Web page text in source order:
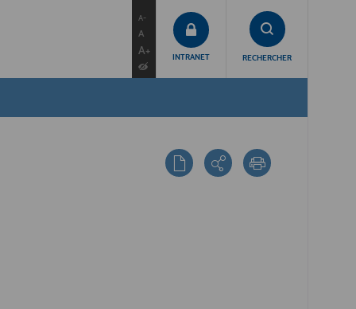
A-
A
A+ INTRANET RECHERCHER